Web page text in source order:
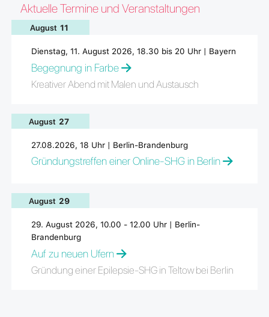
Aktuelle Termine und Veranstaltungen
August 11
Dienstag, 11. August 2026, 18.30 bis 20 Uhr | Bayern
Begegnung in Farbe
Kreativer Abend mit Malen und Austausch
August 27
27.08.2026, 18 Uhr | Berlin-Brandenburg
Gründungstreffen einer Online-SHG in Berlin
August 29
29. August 2026, 10.00 - 12.00 Uhr | Berlin-
Brandenburg
Auf zu neuen Ufern
Gründung einer Epilepsie-SHG in Teltow bei Berlin